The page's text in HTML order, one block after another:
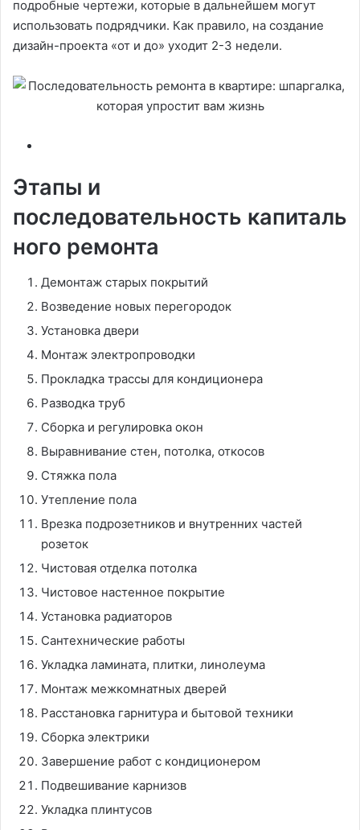
подробные чертежи, которые в дальнейшем могут
использовать подрядчики. Как правило, на создание
дизайн-проекта «от и до» уходит 2-3 недели.
Этапы и
последовательность капиталь
ного ремонта
Демонтаж старых покрытий
Возведение новых перегородок
Установка двери
Монтаж электропроводки
Прокладка трассы для кондиционера
Разводка труб
Сборка и регулировка окон
Выравнивание стен, потолка, откосов
Стяжка пола
Утепление пола
Врезка подрозетников и внутренних частей
розеток
Чистовая отделка потолка
Чистовое настенное покрытие
Установка радиаторов
Сантехнические работы
Укладка ламината, плитки, линолеума
Монтаж межкомнатных дверей
Расстановка гарнитура и бытовой техники
Сборка электрики
Завершение работ с кондиционером
Подвешивание карнизов
Укладка плинтусов